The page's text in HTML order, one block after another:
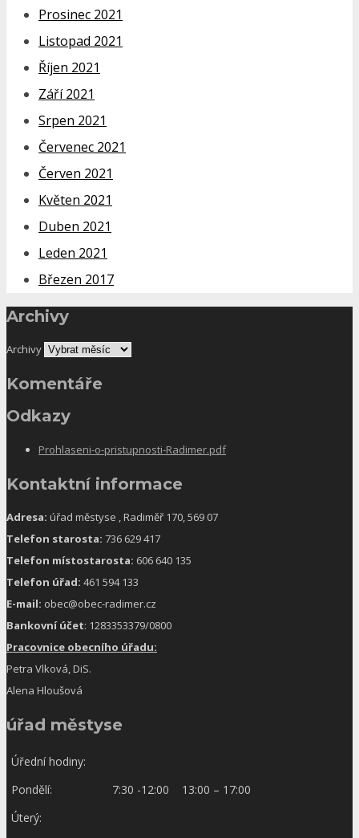
Prosinec 2021
Listopad 2021
Říjen 2021
Září 2021
Srpen 2021
Červenec 2021
Červen 2021
Květen 2021
Duben 2021
Leden 2021
Březen 2017
Archivy
Archivy
Komentáře
Odkazy
Prohlaseni-o-pristupnosti-Radimer.pdf
Kontaktní informace
Adresa: úřad městyse , Radiměř 170, 569 07
Telefon starosta: 736 629 417
Telefon místostarosta: 606 640 135
Telefon úřad: 461 594 133
E-mail: obec@obec-radimer.cz
Bankovní účet: 1283353379/0800
Pracovnice obecního úřadu:
Petra Vlková, DiS.
Alena Hloušová
úřad městyse
Úřední hodiny:
Pondělí:
7:30 -12:00 13:00 – 17:00
Úterý: